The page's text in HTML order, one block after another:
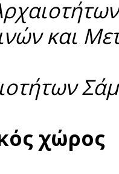
και
χώρος